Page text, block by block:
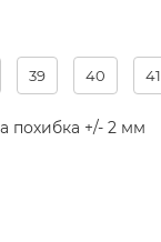
39 40 41
похибка +/- 2 мм